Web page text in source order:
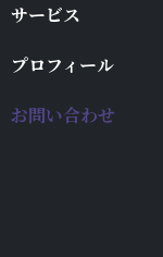
サービス
プロフィール
お問い合わせ